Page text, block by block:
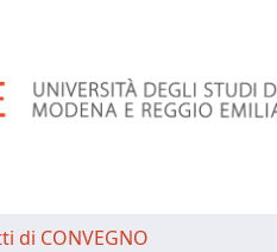
di CONVEGNO